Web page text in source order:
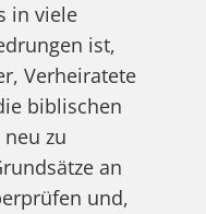
in viele
ist,
Verheiratete
biblischen
zu
an
und,